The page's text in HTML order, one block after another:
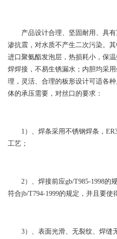
产品设计合理、坚固耐用、具有
渗抗震，对水质不产生二次污染。
进口聚氨酯发泡层，热损耗小，保
焊焊接，不易生锈漏水；内胆均采
理，灵活、合理的板形设计可适各
体的承压需要，对丝口的要求：
1）、焊条采用不锈钢焊条，
工艺；
2）、焊接前应gb/T985-1998的
符合jb/T794-1999的规定，并且要使
3）、表面光滑、无裂纹、焊缝无